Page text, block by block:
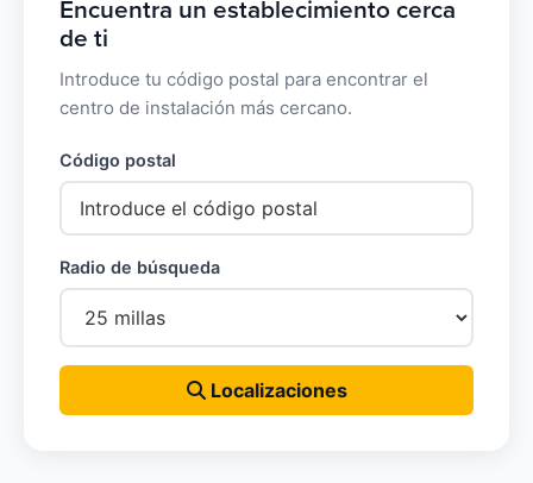
Encuentra un establecimiento cerca
de ti
Introduce tu código postal para encontrar el
centro de instalación más cercano.
Código postal
Radio de búsqueda
Localizaciones